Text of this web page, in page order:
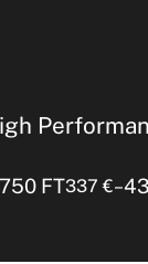
FT337€–